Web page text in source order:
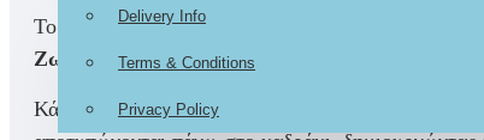
Delivery Info
Terms & Conditions
Privacy Policy
Το καδράκι σχεδιάζεται αποκλειστικά σε απόλυτη
Ζωάκια με Ξύλινο Δεντρόσπιτο,
Κάθε δημιουργία είναι χειροποίητη, με έμφαση